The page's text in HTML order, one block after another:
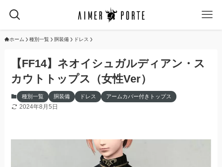
ホーム 種別一覧 胴装備 ドレス
【FF14】ネオイシュガルディアン・ス
カウトトップス（女性Ver）
種別一覧 胴装備 ドレス アームカバー付きトップス
2024年8月5日